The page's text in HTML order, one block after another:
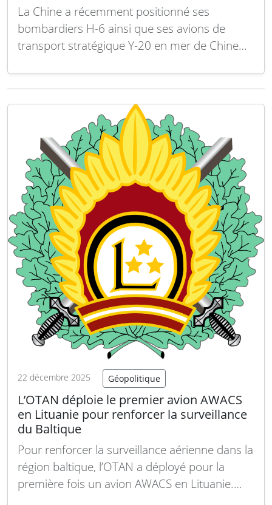
La Chine a récemment positionné ses
bombardiers H-6 ainsi que ses avions de
transport stratégique Y-20 en mer de Chine
d’un important forum international sur la
comme un message clair adressé aux États-
Unis et aux Philippines, dans un…Lire la suite
22 décembre 2025 Géopolitique
L’OTAN déploie le premier avion AWACS
en Lituanie pour renforcer la surveillance
du Baltique
Pour renforcer la surveillance aérienne dans la
région baltique, l’OTAN a déployé pour la
première fois un avion AWACS en Lituanie.